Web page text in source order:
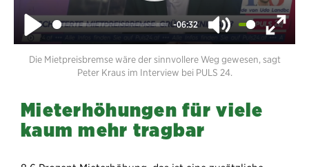
Play
-06:32
Mute
Enter
Die Mietpreisbremse wäre der sinnvollere Weg gewesen, sagt
Peter Kraus im Interview bei PULS 24.
Mieterhöhungen für viele
kaum mehr tragbar